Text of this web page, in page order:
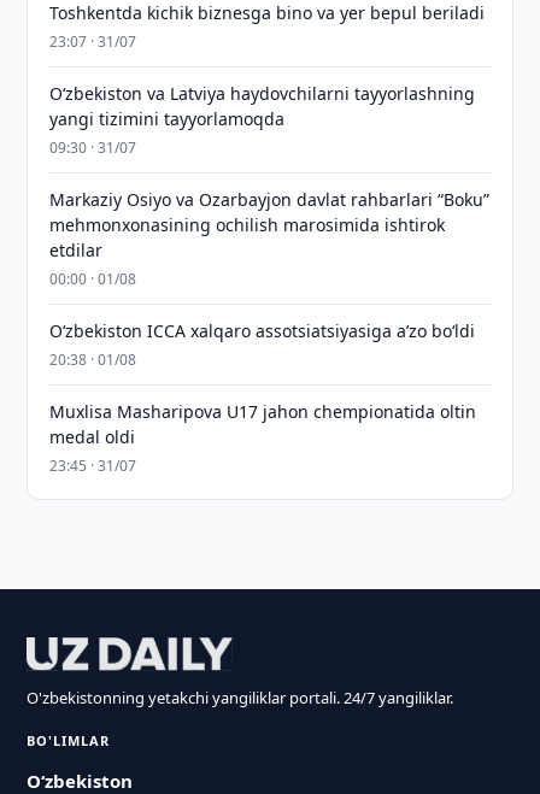
Toshkentda kichik biznesga bino va yer bepul beriladi
23:07 · 31/07
Oʻzbekiston va Latviya haydovchilarni tayyorlashning
yangi tizimini tayyorlamoqda
09:30 · 31/07
Markaziy Osiyo va Ozarbayjon davlat rahbarlari “Boku”
mehmonxonasining ochilish marosimida ishtirok
etdilar
00:00 · 01/08
O‘zbekiston ICCA xalqaro assotsiatsiyasiga aʼzo bo‘ldi
20:38 · 01/08
Muxlisa Masharipova U17 jahon chempionatida oltin
medal oldi
23:45 · 31/07
O'zbekistonning yetakchi yangiliklar portali. 24/7 yangiliklar.
BO'LIMLAR
O‘zbekiston